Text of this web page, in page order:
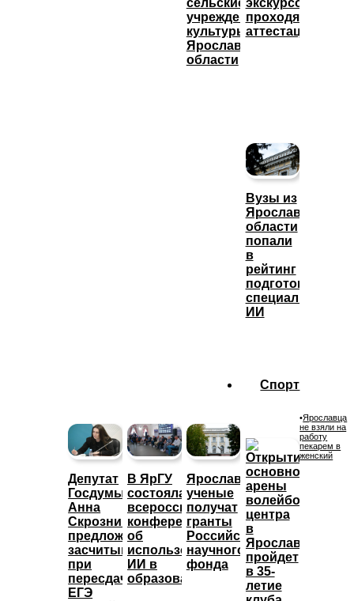
учреждения
культуры
Ярославской
области
проходят
аттестацию
Вузы из
Ярославской
области
попали
в
рейтинг
подготовки
специалистов
ИИ
Депутат
Госдумы
Анна
Скрозникова
предложила
засчитывать
при
пересдаче
ЕГЭ
В ЯрГУ
состоялась
всероссийская
конференция
об
использовании
ИИ в
образовании
Ярославские
ученые
получат
гранты
Российского
научного
фонда
Спорт
•Ярославца
не взяли на
работу
пекарем в
женский